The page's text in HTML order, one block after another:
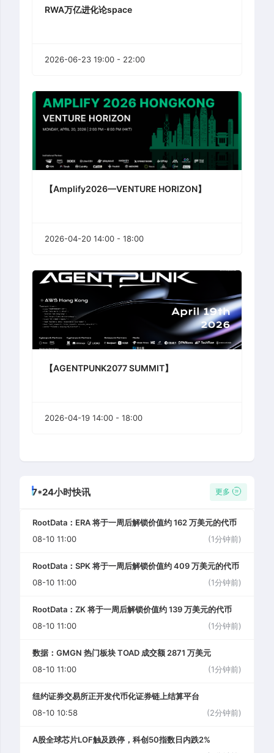
RWA万亿进化论space
2026-06-23 19:00 - 22:00
【Amplify2026—VENTURE HORIZON】
2026-04-20 14:00 - 18:00
【AGENTPUNK2077 SUMMIT】
2026-04-19 14:00 - 18:00
7*24小时快讯 更多
RootData：ERA 将于一周后解锁价值约 162 万美元的代币
08-10 11:00
(1分钟前)
RootData：SPK 将于一周后解锁价值约 409 万美元的代币
08-10 11:00
(1分钟前)
RootData：ZK 将于一周后解锁价值约 139 万美元的代币
08-10 11:00
(1分钟前)
数据：GMGN 热门板块 TOAD 成交额 2871 万美元
08-10 11:00
(1分钟前)
纽约证券交易所正开发代币化证券链上结算平台
08-10 10:58
(2分钟前)
A股全球芯片LOF触及跌停，科创50指数日内跌2%